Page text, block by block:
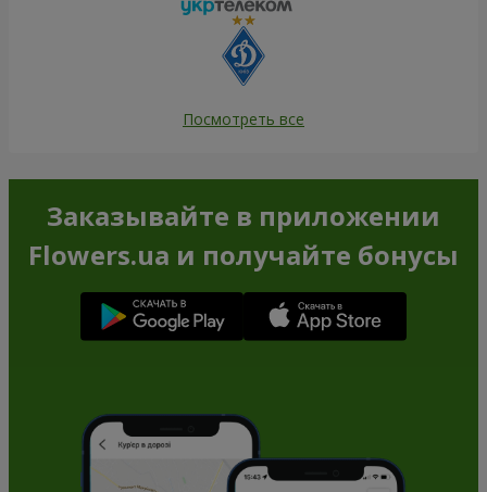
Посмотреть все
Заказывайте в приложении
Flowers.ua и получайте бонусы